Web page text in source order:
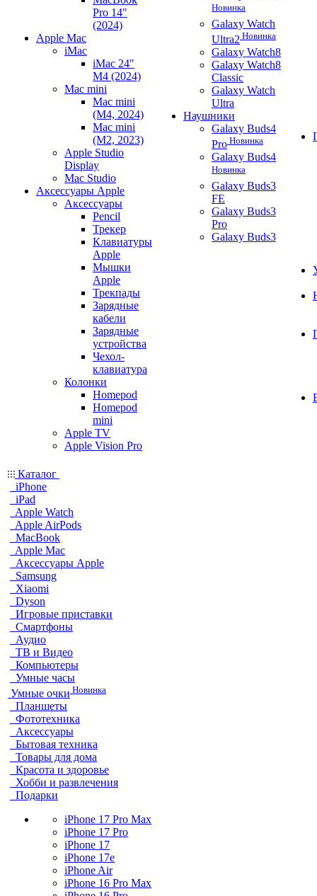
Pro 14"
(2024)
Apple Mac
iMac
iMac 24"
M4 (2024)
Mac mini
Mac mini
(M4, 2024)
Mac mini
(M2, 2023)
Apple Studio
Display
Mac Studio
Аксессуары Apple
Аксессуары
Pencil
Трекер
Клавиатуры
Apple
Мышки
Apple
Трекпады
Зарядные
кабели
Зарядные
устройства
Чехол-
клавиатура
Колонки
Homepod
Homepod
mini
Apple TV
Apple Vision Pro
Новинка
Galaxy Watch
Ultra2 Новинка
Galaxy Watch8
Galaxy Watch8
Classic
Galaxy Watch
Ultra
Наушники
Galaxy Buds4
Pro Новинка
Galaxy Buds4
Новинка
Galaxy Buds3
FE
Galaxy Buds3
Pro
Galaxy Buds3
Каталог
iPhone
iPad
Apple Watch
Apple AirPods
MacBook
Apple Mac
Аксессуары Apple
Samsung
Xiaomi
Dyson
Игровые приставки
Смартфоны
Аудио
ТВ и Видео
Компьютеры
Умные часы
Умные очки Новинка
Планшеты
Фототехника
Аксессуары
Бытовая техника
Товары для дома
Красота и здоровье
Хобби и развлечения
Подарки
iPhone 17 Pro Max
iPhone 17 Pro
iPhone 17
iPhone 17e
iPhone Air
iPhone 16 Pro Max